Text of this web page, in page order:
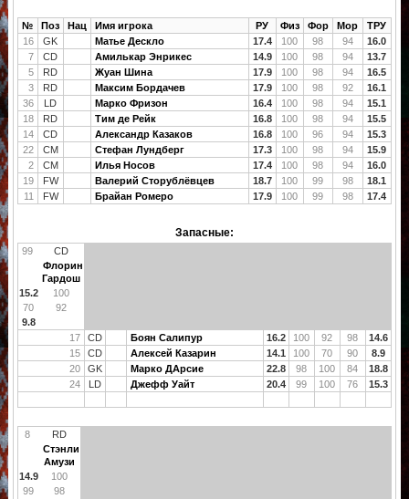
№ Поз Нац Имя игрока РУ Физ Фор Мор
ТРУ
16
GK Матье Дескло 17.4 100 98 94
16.0
7
CD Амилькар Энрикес 14.9 100 98 94
13.7
5
RD Жуан Шина 17.9 100 98 94
16.5
3
RD Максим Бордачев 17.9 100 98 92
16.1
36
LD Марко Фризон 16.4 100 98 94
15.1
18
RD Тим де Рейк 16.8 100 98 94
15.5
14
CD Александр Казаков 16.8 100 96 94
15.3
22
CM Стефан Лундберг 17.3 100 98 94
15.9
2
CM Илья Носов 17.4 100 98 94
16.0
19
FW Валерий Сторублёвцев 18.7 100 99 98
18.1
11
FW Брайан Ромеро 17.9 100 99 98 17.4
Запасные:
99
CD
Флорин
Гардош
15.2
100
70
92
9.8
17
CD Боян Салипур 16.2 100 92 98
14.6
15
CD Алексей Казарин 14.1 100 70 90
8.9
20
GK Марко ДАрсие 22.8 98 100 84
18.8
24
LD Джефф Уайт 20.4 99 100 76 15.3
8
RD
Стэнли
Амузи
14.9
100
99
98